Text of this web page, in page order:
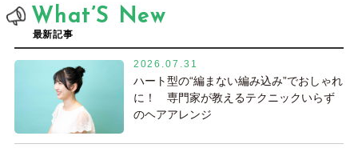
What’S New
最新記事
2026.07.31
ハート型の“編まない編み込み”でおしゃれ
に！ 専門家が教えるテクニックいらず
のヘアアレンジ